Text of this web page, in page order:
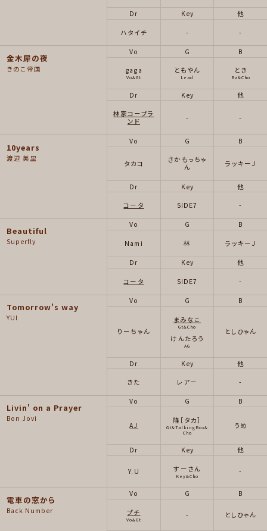
Dr
ハタイチ
Key
-
他
-
金木犀の夜
きのこ帝国
Vo
gaga
Vo&Gt
G
ともやん
Lead
B
とき
Ba&Cho
Dr
林家コープラ
ンド
Key
-
他
-
10years
渡辺 美里
Vo
タカコ
G
さかもっちゃ
ん
B
ラッキーJ
Dr
コータ
Key
SIDE7
他
-
Beautiful
Superfly
Vo
Nami
G
林
B
ラッキーJ
Dr
コータ
Key
SIDE7
他
-
Tomorrow's way
YUI
Vo
りーちゃん
G
まみなこ
Gt&Cho
けんたろう
AG
B
としひゃん
Dr
きた
Key
レアー
他
-
Livin' on a Prayer
Bon Jovi
Vo
AJ
G
隆［タカ］
Gt&TalkingBox&
Cho
B
うめ
Dr
Y.U
Key
すーさん
Key&Cho
他
-
電車の窓から
Back Number
Vo
プチ
Vo&Gt
G
-
B
としひゃん